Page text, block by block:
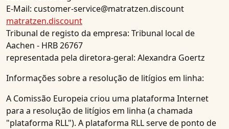
E-Mail: customer-service@matratzen.discount
matratzen.discount
Tribunal de registo da empresa: Tribunal local de
Aachen - HRB 26767
representada pela diretora-geral: Alexandra Goertz
Informações sobre a resolução de litígios em linha:
A Comissão Europeia criou uma plataforma Internet
para a resolução de litígios em linha (a chamada
"plataforma RLL"). A plataforma RLL serve de ponto de